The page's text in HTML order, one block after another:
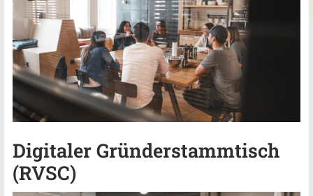
Digitaler Gründerstammtisch
(RVSC)